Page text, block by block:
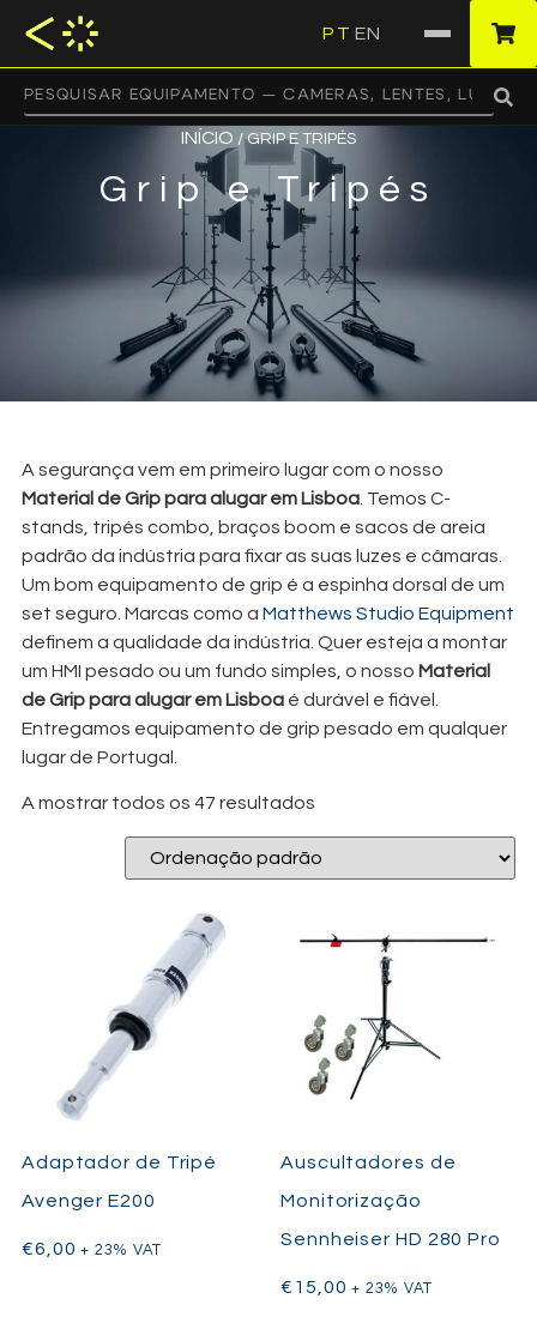
PT EN
INÍCIO / GRIP E TRIPÉS
Grip e Tripés
A segurança vem em primeiro lugar com o nosso
Material de Grip para alugar em Lisboa. Temos C-
stands, tripés combo, braços boom e sacos de areia
padrão da indústria para fixar as suas luzes e câmaras.
Um bom equipamento de grip é a espinha dorsal de um
set seguro. Marcas como a Matthews Studio Equipment
definem a qualidade da indústria. Quer esteja a montar
um HMI pesado ou um fundo simples, o nosso Material
de Grip para alugar em Lisboaé durável e fiável.
Entregamos equipamento de grip pesado em qualquer
lugar de Portugal.
A mostrar todos os 47 resultados
Adaptador de Tripé
Avenger E200
€6,00 + 23% VAT
Auscultadores de
Monitorização
Sennheiser HD 280 Pro
€ 15,00 + 23% VAT